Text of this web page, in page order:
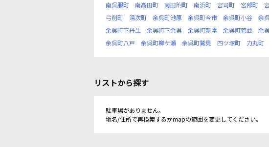
南呉服町
南高田町 南田附町 南浜町 宮司町 宮部町
弓削町
湯次町 余呉町池原 余呉町今市 余呉町小谷 余
余呉町下丹生
余呉町下余呉 余呉町新堂 余呉町菅並 余
余呉町八戸
余呉町柳ケ瀬 余呉町鷲見 四ツ塚町 力丸町
リストから探す
駐車場がありません。
地名/住所で再検索するかmapの範囲を変更してください。